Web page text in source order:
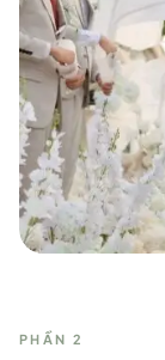
PHẦN 2